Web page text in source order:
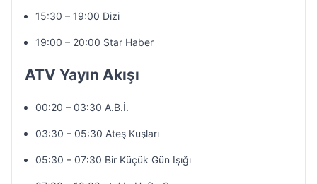
15:30 – 19:00 Dizi
19:00 – 20:00 Star Haber
ATV Yayın Akışı
00:20 – 03:30 A.B.İ.
03:30 – 05:30 Ateş Kuşları
05:30 – 07:30 Bir Küçük Gün Işığı